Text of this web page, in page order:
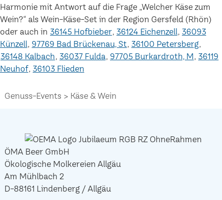
Harmonie mit Antwort auf die Frage „Welcher Käse zum
Wein?“ als Wein-Käse-Set in der Region Gersfeld (Rhön)
oder auch in 36145 Hofbieber 36124 Eichenzell 36093
Künzell 97769 Bad Brückenau, St 36100 Petersberg
36148 Kalbach 36037 Fulda 97705 Burkardroth, M 36119
Neuhof 36103 Flieden
Genuss-Events Käse & Wein
ÖMA Beer GmbH
Ökologische Molkereien Allgäu
Am Mühlbach 2
D-88161 Lindenberg / Allgäu